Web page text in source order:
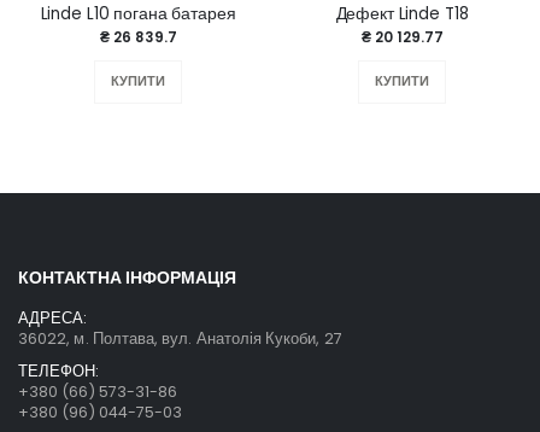
Linde L10 погана батарея
₴ 26 839.7
КУПИТИ
Дефект Linde T18
₴ 20 129.77
КУПИТИ
КОНТАКТНА ІНФОРМАЦІЯ
АДРЕСА:
36022, м. Полтава, вул. Анатолія Кукоби, 27
ТЕЛЕФОН:
+380 (66) 573-31-86
+380 (96) 044-75-03